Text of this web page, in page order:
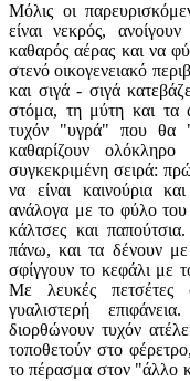
Μόλις οι
είναι νεκρός,
καθαρός αέρας και να
στενό οικογενειακό
και σιγά - σιγά
στόμα, τη μύτη και τα
τυχόν "υγρά" που θα
καθαρίζουν
συγκεκριμένη σειρά:
να είναι καινούρια
ανάλογα με το φύλο
κάλτσες και
πάνω, και τα δένουν
σφίγγουν το κεφάλι με
Με λευκές πετσέτες
γυαλιστερή
διορθώνουν τυχόν
τοποθετούν στο
το πέρασμα στον "άλλο